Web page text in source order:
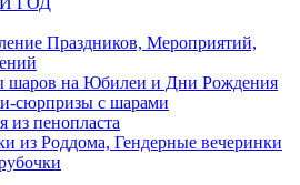
Праздников, Мероприятий,
шаров на Юбилеи и Дни Рождения
сюрпризы с шарами
из пенопласта
из Роддома, Гендерные вечеринки